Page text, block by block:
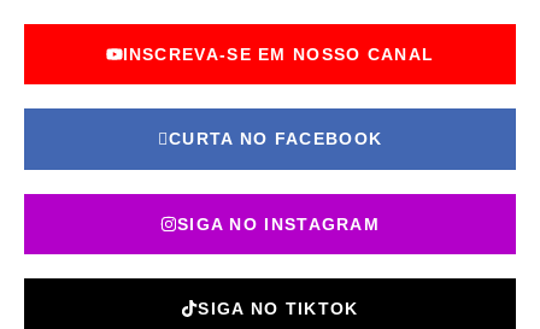
INSCREVA-SE EM NOSSO CANAL
CURTA NO FACEBOOK
SIGA NO INSTAGRAM
SIGA NO TIKTOK